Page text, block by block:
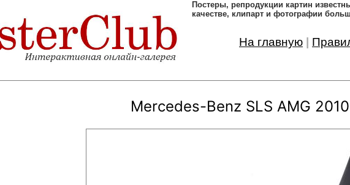
Постеры, pепродукции картин
качестве, клипарт и фотографии
На главную
Mercedes-Benz SLS AMG 2010